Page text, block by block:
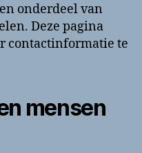
onderdeel van
Deze pagina
contactinformatie te
mensen